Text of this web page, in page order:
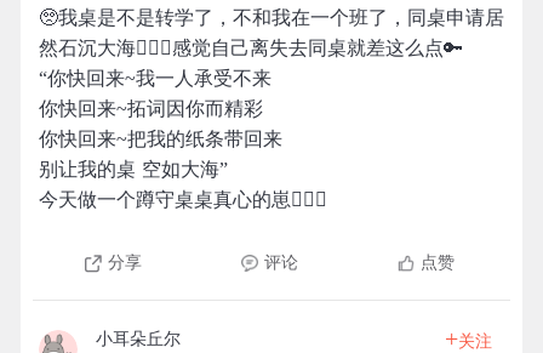
🥺我桌是不是转学了，不和我在一个班了，同桌申请居
然石沉大海🤦🏻‍♀️感觉自己离失去同桌就差这么点🔑
“你快回来~我一人承受不来
你快回来~拓词因你而精彩
你快回来~把我的纸条带回来
别让我的桌 空如大海”
今天做一个蹲守桌桌真心的崽🙆🏻‍♀️
分享 评论 点赞
小耳朵丘尔 +关注